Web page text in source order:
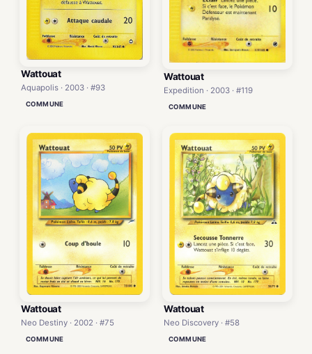
Wattouat
Aquapolis · 2003 · #93
COMMUNE
Wattouat
Expedition · 2003 · #119
COMMUNE
Wattouat
Neo Destiny · 2002 · #75
COMMUNE
Wattouat
Neo Discovery · #58
COMMUNE